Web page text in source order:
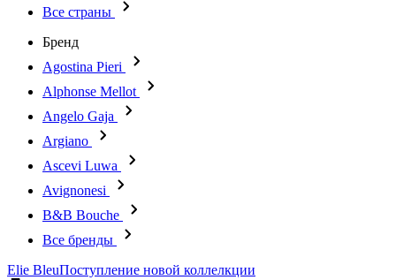
Все страны
Бренд
Agostina Pieri
Alphonse Mellot
Angelo Gaja
Argiano
Ascevi Luwa
Avignonesi
B&B Bouche
Все бренды
Elie BleuПоступление новой коллелкции